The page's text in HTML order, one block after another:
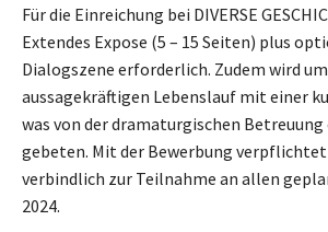
Für die Einreichung bei DIVERSE
Extendes Expose (5 – 15 Seiten) plus
Dialogszene erforderlich. Zudem wird
aussagekräftigen Lebenslauf mit einer
was von der dramaturgischen
gebeten. Mit der Bewerbung
verbindlich zur Teilnahme an allen
2024.